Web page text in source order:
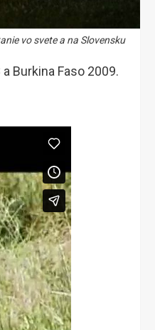
vo svete a na Slovensku
Burkina Faso 2009.